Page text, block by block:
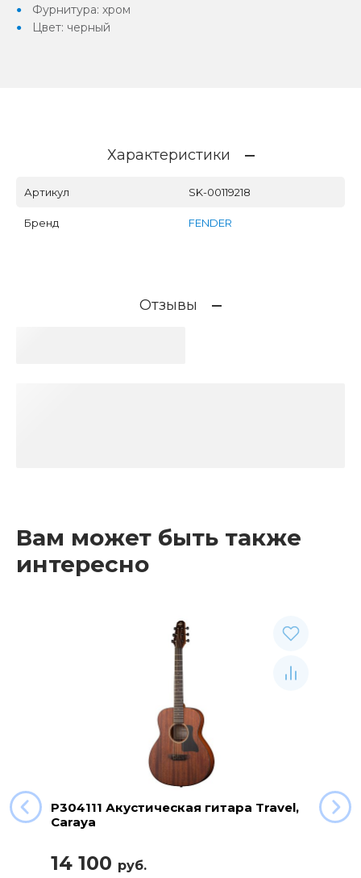
Фурнитура: хром
Цвет: черный
Характеристики
Артикул SK-00119218
Бренд FENDER
Отзывы
Вам может быть также
интересно
P304111 Акустическая гитара Travel,
Caraya
14 100 руб.